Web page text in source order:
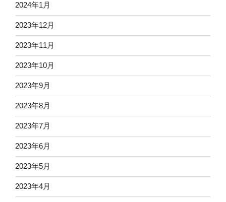
2024年1月
2023年12月
2023年11月
2023年10月
2023年9月
2023年8月
2023年7月
2023年6月
2023年5月
2023年4月